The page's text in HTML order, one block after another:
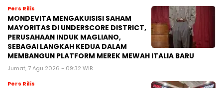
Pers Rilis
MONDEVITA MENGAKUISISI SAHAM
MAYORITAS DI UNDERSCORE DISTRICT,
PERUSAHAAN INDUK MAGLIANO,
SEBAGAI LANGKAH KEDUA DALAM
MEMBANGUN PLATFORM MEREK MEWAH ITALIA BARU
Jumat, 7 Agu 2026 - 09:32 WIB
Pers Rilis